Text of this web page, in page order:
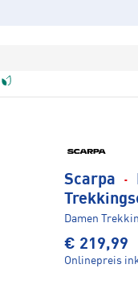
Scarpa ·
Damen
€ 219,99
Onlinepreis